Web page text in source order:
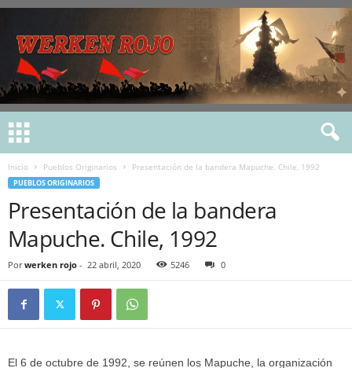
Inicio Pueblos Originarios Presentación de la bandera Mapuche. Chile, 1992
PUEBLOS ORIGINARIOS
Presentación de la bandera
Mapuche. Chile, 1992
Por werken rojo - 22 abril, 2020 5246 0
El 6 de octubre de 1992, se reúnen los Mapuche, la organización